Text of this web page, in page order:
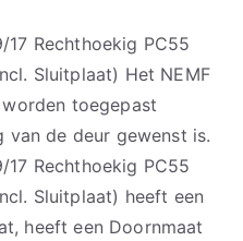
17 Rechthoekig PC55
Sluitplaat) Het NEMF
toegepast
van de deur gewenst is.
17 Rechthoekig PC55
Sluitplaat) heeft een
heeft een Doornmaat